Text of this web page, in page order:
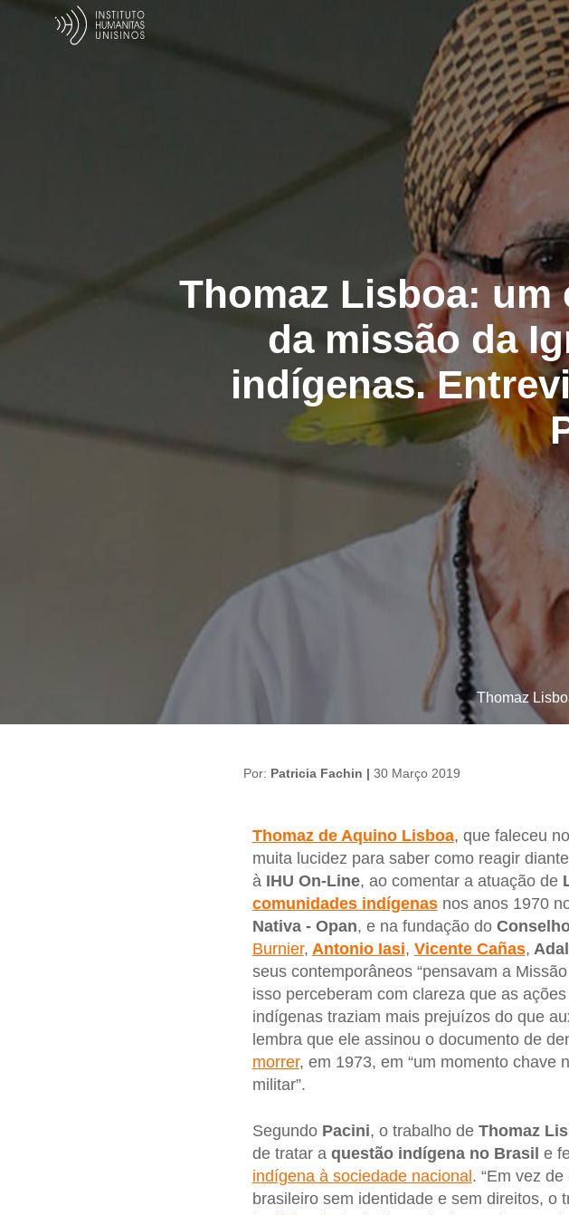
Thomaz Lisboa: um
da missão da
indígenas.
Thomaz
Por: Patricia Fachin | 30 Março 2019
Thomaz de Aquino Lisboa, que faleceu
muita lucidez para saber como reagir
à IHU On-Line, ao comentar a atuação de
comunidades indígenasnos anos 1970
Nativa - Opan, e na fundação do
Burnier, Antonio Iasi, Vicente Cañas,
seus contemporâneos “pensavam a
isso perceberam com clareza que as
indígenas traziam mais prejuízos do que
lembra que ele assinou o documento de
morrer, em 1973, em “um momento chave
militar”.
Segundo Pacini, o trabalho de Thomaz
de tratar a questão indígena no Brasil e
indígena à sociedade nacional . “Em vez
brasileiro sem identidade e sem direitos, o